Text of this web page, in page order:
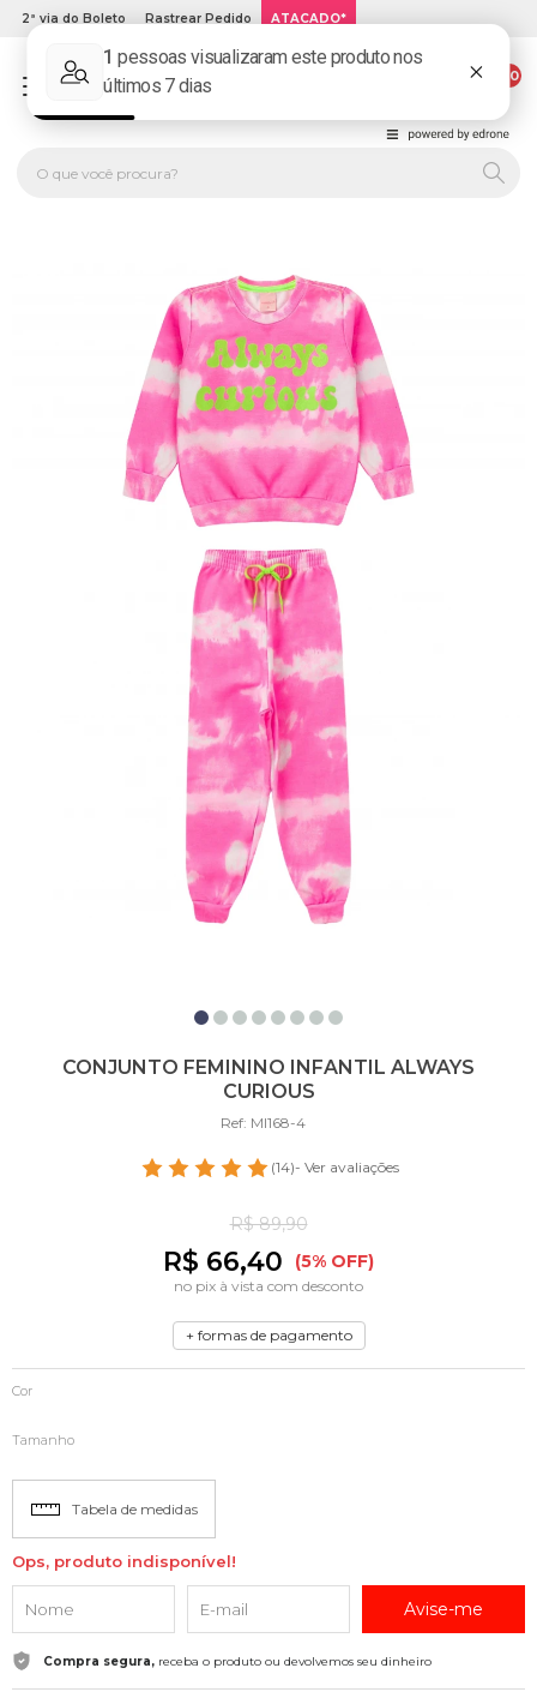
2ª via do Boleto Rastrear Pedido ATACADO*
PLATINUM KIDS: LOJA DE ROUPA INFANTIL ONLINE.
00
CONJUNTO FEMININO INFANTIL ALWAYS
CURIOUS
Ref: MI168-4
(14)- Ver avaliações
R$ 89,90
R$ 66,40 (5% OFF)
no pix à vista com desconto
+ formas de pagamento
Cor
Tamanho
Tabela de medidas
Ops, produto indisponível!
Avise-me
Compra segura, receba o produto ou devolvemos seu dinheiro